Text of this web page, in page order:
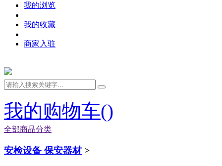
我的浏览
我的收藏
商家入驻
我的购物车()
全部商品分类
安检设备 保安器材 >